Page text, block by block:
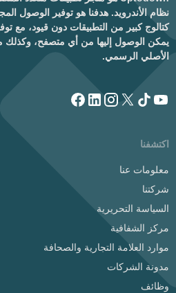
نظام الأندرويد. هدفنا هو توفير الوصول
كتالوج كبير من التطبيقات دون قيود، مع
يمكن الوصول إليها من أي متصفح، وكذلك
الأصلي الرسمي.
اكتشفنا
معلومات عنا
شركتنا
السياسة التحريرية
مركز الشفافية
موارد العلامة التجارية والصحافة
مدونة الشركات
وظائف